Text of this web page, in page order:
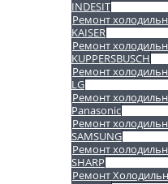
INDESIT
Ремонт
KAISER
Ремонт
KUPPERSBUSCH
Ремонт
LG
Ремонт
Panasonic
Ремонт
SAMSUNG
Ремонт
SHARP
Ремонт